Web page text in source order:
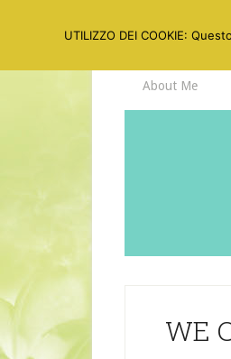
About Me
WE
UTILIZZO DEI COOKIE: